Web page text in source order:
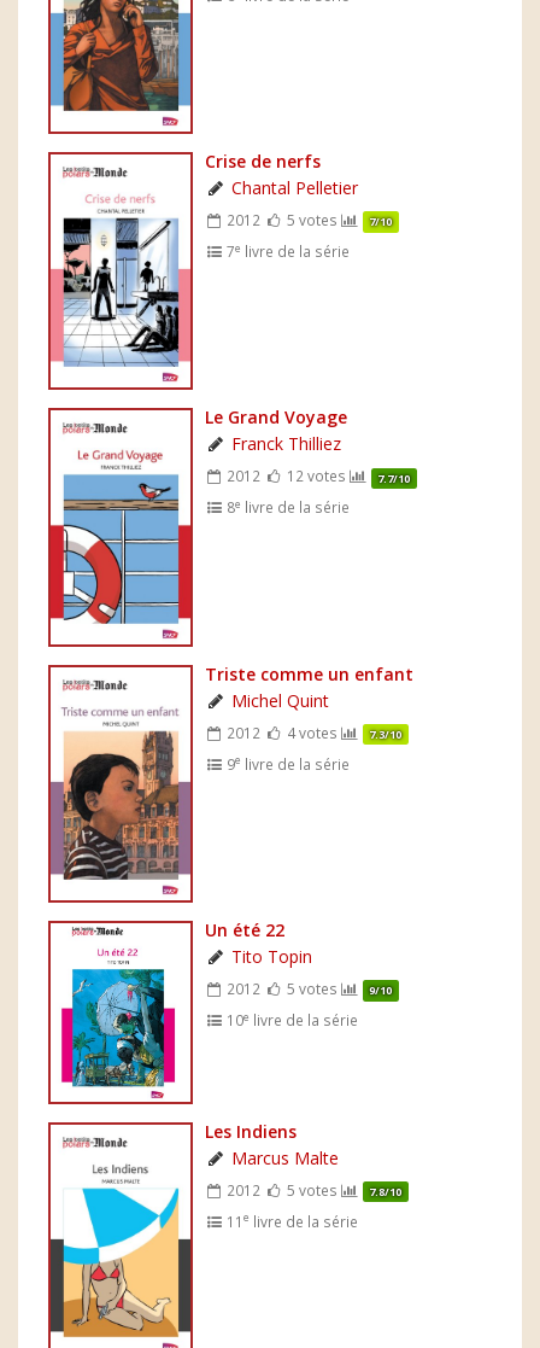
Crise de nerfs
Chantal Pelletier
2012 5 votes 7/10
7e livre de la série
Le Grand Voyage
Franck Thilliez
2012 12 votes 7.7/10
8e livre de la série
Triste comme un enfant
Michel Quint
2012 4 votes 7.3/10
9e livre de la série
Un été 22
Tito Topin
2012 5 votes 9/10
10e livre de la série
Les Indiens
Marcus Malte
2012 5 votes 7.8/10
11e livre de la série